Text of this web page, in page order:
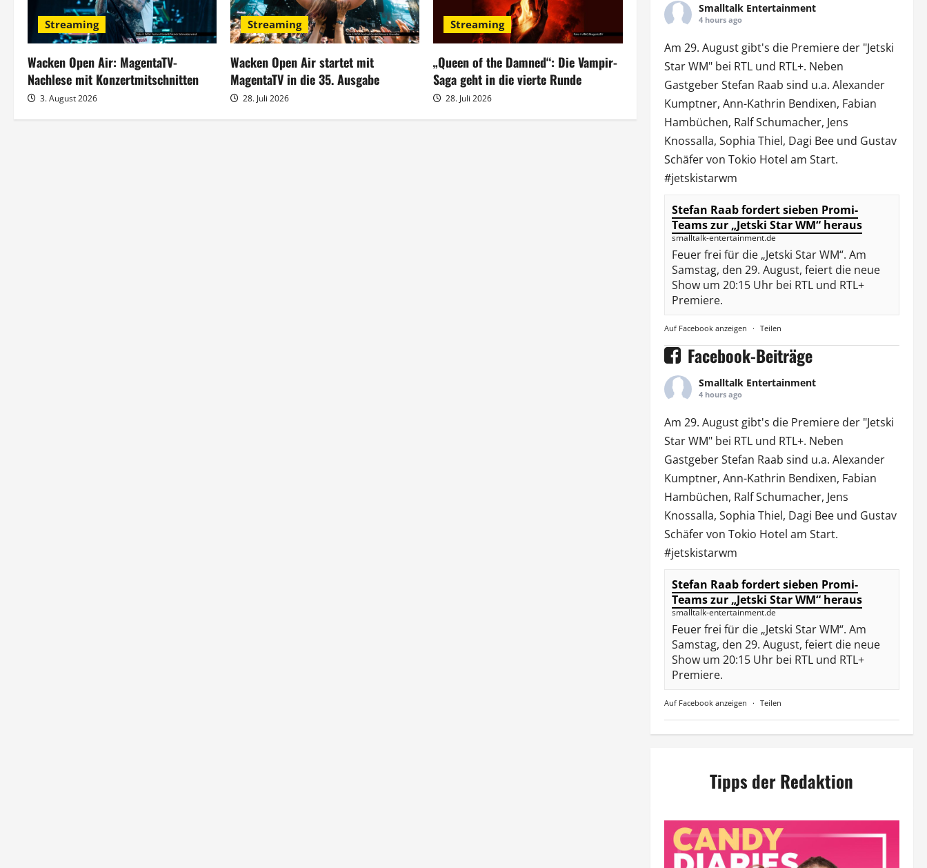
n
a
v
i
Streaming
Wacken Open Air: MagentaTV-
Nachlese mit Konzertmitschnitten
3. August 2026
Streaming
Wacken Open Air startet mit
MagentaTV in die 35. Ausgabe
28. Juli 2026
Streaming
„Queen of the Damned“: Die Vampir-
Saga geht in die vierte Runde
28. Juli 2026
Smalltalk Entertainment
4 hours ago
Am 29. August gibt's die Premiere der "Jetski
Star WM" bei RTLund RTL+. Neben
Gastgeber Stefan Raab sind u.a. Alexander
Kumptner, Ann-Kathrin Bendixen, Fabian
Hambüchen, Ralf Schumacher, Jens
Knossalla, Sophia Thiel, Dagi Beeund Gustav
Schäfer von Tokio Hotel am Start.
#jetskistarwm
Stefan Raab fordert sieben Promi-
Teams zur „Jetski Star WM“ heraus
smalltalk-entertainment.de
Feuer frei für die „Jetski Star WM“. Am
Samstag, den 29. August, feiert die neue
Show um 20:15 Uhr bei RTL und RTL+
Premiere.
Auf Facebook anzeigen · Teilen
Facebook-Beiträge
Smalltalk Entertainment
4 hours ago
Am 29. August gibt's die Premiere der "Jetski
Star WM" bei RTLund RTL+. Neben
Gastgeber Stefan Raab sind u.a. Alexander
Kumptner, Ann-Kathrin Bendixen, Fabian
Hambüchen, Ralf Schumacher, Jens
Knossalla, Sophia Thiel, Dagi Beeund Gustav
Schäfer von Tokio Hotel am Start.
#jetskistarwm
Stefan Raab fordert sieben Promi-
Teams zur „Jetski Star WM“ heraus
smalltalk-entertainment.de
Feuer frei für die „Jetski Star WM“. Am
Samstag, den 29. August, feiert die neue
Show um 20:15 Uhr bei RTL und RTL+
Premiere.
Auf Facebook anzeigen · Teilen
Tipps der Redaktion